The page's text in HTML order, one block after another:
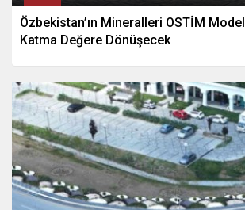
Özbekistan’ın Mineralleri OSTİM
Katma Değere Dönüşecek